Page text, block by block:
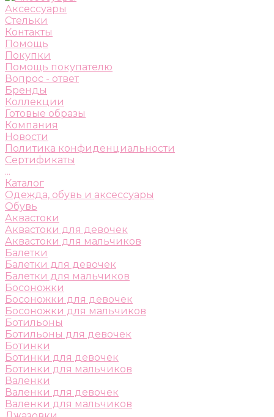
Аксессуары
Стельки
Контакты
Помощь
Покупки
Помощь покупателю
Вопрос - ответ
Бренды
Коллекции
Готовые образы
Компания
Новости
Политика конфиденциальности
Сертификаты
...
Каталог
Одежда, обувь и аксессуары
Обувь
Аквастоки
Аквастоки для девочек
Аквастоки для мальчиков
Балетки
Балетки для девочек
Балетки для мальчиков
Босоножки
Босоножки для девочек
Босоножки для мальчиков
Ботильоны
Ботильоны для девочек
Ботинки
Ботинки для девочек
Ботинки для мальчиков
Валенки
Валенки для девочек
Валенки для мальчиков